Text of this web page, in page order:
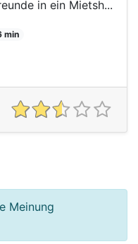
in ein Mietsh...
min
Meinung